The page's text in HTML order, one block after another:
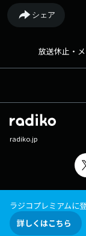
シェア
放送休止・
radiko.jp
ラジコプレミアムに
詳しくはこちら